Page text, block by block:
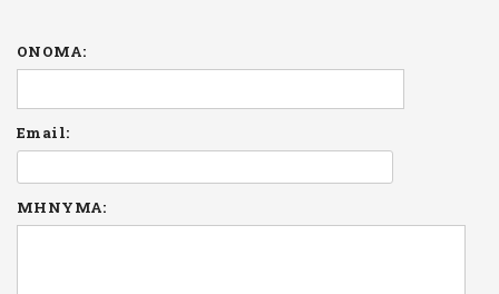
ΟΝΟΜΑ:
Email:
ΜΗΝΥΜΑ: